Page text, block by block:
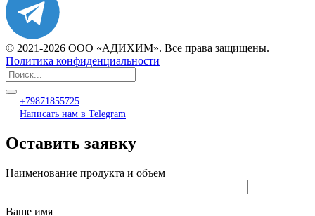
© 2021-2026 ООО «АДИХИМ». Все права защищены.
Политика конфиденциальности
+79871855725
Написать нам в Telegram
Оставить заявку
Наименование продукта и объем
Ваше имя